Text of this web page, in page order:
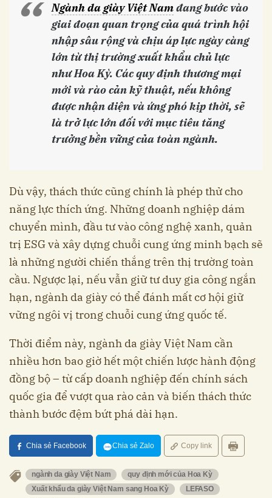
Ngành da giày Việt Namđang bước vào
giai đoạn quan trọng của quá trình hội
nhập sâu rộng và chịu áp lực ngày càng
lớn từ thị trường xuất khẩu chủ lực
như Hoa Kỳ. Các quy định thương mại
mới và rào cản kỹ thuật, nếu không
được nhận diện và ứng phó kịp thời, sẽ
là trở lực lớn đối với mục tiêu tăng
trưởng bền vững của toàn ngành.
Dù vậy, thách thức cũng chính là phép thử cho
năng lực thích ứng. Những doanh nghiệp dám
chuyển mình, đầu tư vào công nghệ xanh, quản
trị ESG và xây dựng chuỗi cung ứng minh bạch sẽ
là những người chiến thắng trên thị trường toàn
cầu. Ngược lại, nếu vẫn giữ tư duy gia công ngắn
hạn, ngành da giày có thể đánh mất cơ hội giữ
vững ngôi vị trong chuỗi cung ứng quốc tế.
Thời điểm này, ngành da giày Việt Nam cần
nhiều hơn bao giờ hết một chiến lược hành động
đồng bộ – từ cấp doanh nghiệp đến chính sách
quốc gia để vượt qua rào cản và biến thách thức
thành bước đệm bứt phá dài hạn.
Chia sẻ Facebook Chia sẻ Zalo Copy link
ngành da giày Việt Nam
quy định mới của Hoa Kỳ
Xuất khẩu da giày Việt Nam sang Hoa Kỳ
LEFASO